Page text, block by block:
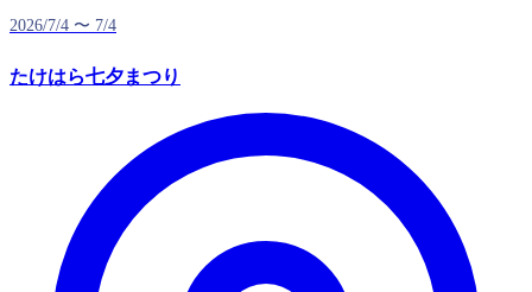
2026/7/4 〜 7/4
たけはら七夕まつり